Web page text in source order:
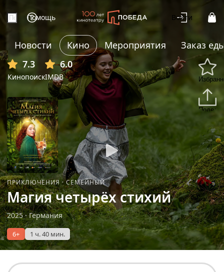
Помощь Войти
Новости Кино Мероприятия
Заказ
7.3
Кинопоиск
6.0
IMDB
+6
ПРИКЛЮЧЕНИЯ·СЕМЕЙНЫЙ
Магия четырёх стихий
2025·Германия
6+ 1 ч. 40 мин.